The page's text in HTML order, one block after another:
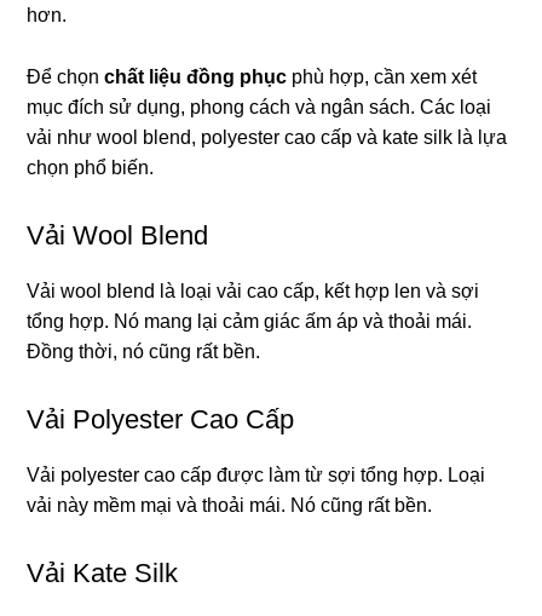
hơn.
Để chọnchất liệu đồng phục phù hợp, cần xem xét
mục đích sử dụng, phong cách và ngân sách. Các loại
vải như wool blend, polyester cao cấp và kate silk là lựa
chọn phổ biến.
Vải Wool Blend
Vải wool blend là loại vải cao cấp, kết hợp len và sợi
tổng hợp. Nó mang lại cảm giác ấm áp và thoải mái.
Đồng thời, nó cũng rất bền.
Vải Polyester Cao Cấp
Vải polyester cao cấp được làm từ sợi tổng hợp. Loại
vải này mềm mại và thoải mái. Nó cũng rất bền.
Vải Kate Silk